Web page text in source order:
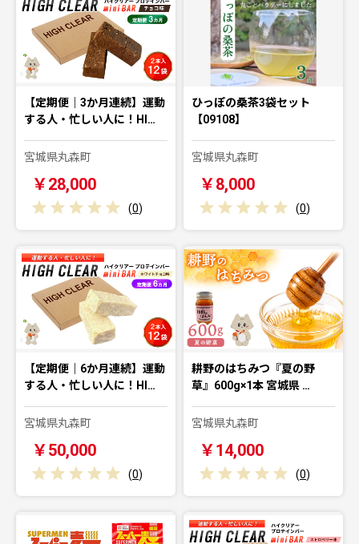
【定期便｜3か月連続】運動
する人・忙しい人に！HI…
宮城県丸森町
￥28,000
(0)
ひっぽの桑茶3袋セット
【09108】
宮城県丸森町
￥8,000
(0)
【定期便｜6か月連続】運動
する人・忙しい人に！HI…
宮城県丸森町
￥50,000
(0)
耕野のはちみつ『夏の野
草』600g×1本 宮城県 …
宮城県丸森町
￥14,000
(0)